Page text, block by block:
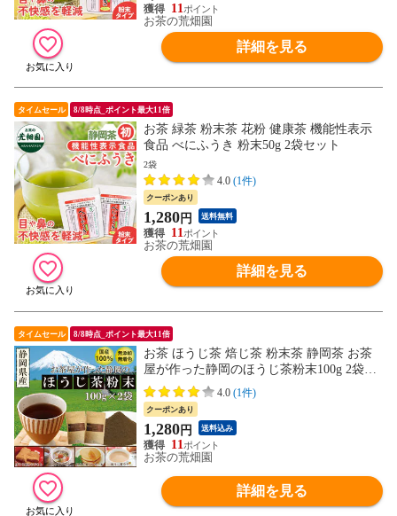
11
お茶の荒畑園
詳細を見る
タイムセール 8/8時点_ポイント最大11倍
お茶 緑茶 粉末茶 花粉 健康茶 機能性表示
食品 べにふうき 粉末50g 2袋セット
2袋
4.0 (1件)
クーポンあり
1,280円 送料無料
11
お茶の荒畑園
詳細を見る
タイムセール 8/8時点_ポイント最大11倍
お茶 ほうじ茶 焙じ茶 粉末茶 静岡茶 お茶
屋が作った静岡のほうじ茶粉末100g 2袋セ
ット
4.0 (1件)
クーポンあり
1,280円 送料込み
11
お茶の荒畑園
詳細を見る